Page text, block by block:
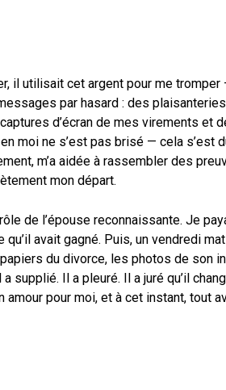
il utilisait cet argent pour me tromper
par hasard : des
d’écran de mes virements et
moi ne s’est pas brisé — cela s’est
m’a aidée à rassembler des
mon départ.
de l’épouse reconnaissante. Je
avait gagné. Puis, un vendredi
du divorce, les photos de son
supplié. Il a pleuré. Il a juré qu’il
pour moi, et à cet instant, tout